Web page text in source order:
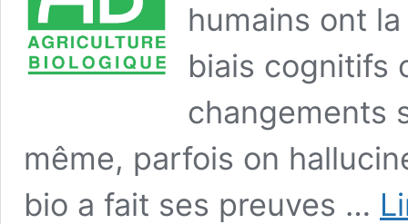
humains ont
biais cognitifs
changements
même, parfois on
bio a fait ses preuves …